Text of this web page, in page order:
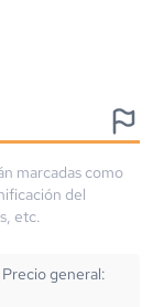
marcadas como
del
etc.
Precio general: